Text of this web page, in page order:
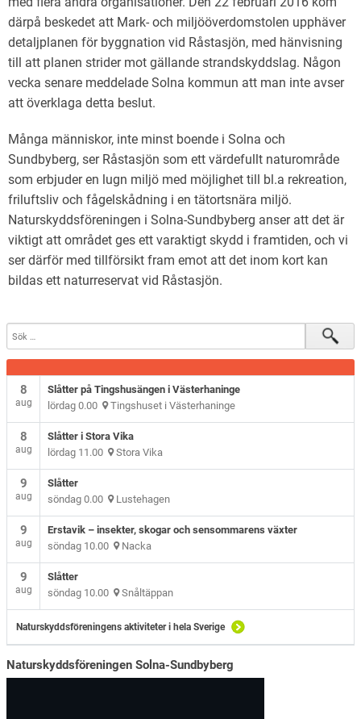
därpå beskedet att Mark- och miljööverdomstolen upphäver
detaljplanen för byggnation vid Råstasjön, med hänvisning
till att planen strider mot gällande strandskyddslag. Någon
vecka senare meddelade Solna kommun att man inte avser
att överklaga detta beslut.
Många människor, inte minst boende i Solna och
Sundbyberg, ser Råstasjön som ett värdefullt naturområde
som erbjuder en lugn miljö med möjlighet till bl.a rekreation,
friluftsliv och fågelskådning i en tätortsnära miljö.
Naturskyddsföreningen i Solna-Sundbyberg anser att det är
viktigt att området ges ett varaktigt skydd i framtiden, och vi
ser därför med tillförsikt fram emot att det inom kort kan
bildas ett naturreservat vid Råstasjön.
8
aug
Slåtter på Tingshusängen i Västerhaninge
lördag 0.00 Tingshuset i Västerhaninge
8
aug
Slåtter i Stora Vika
lördag 11.00 Stora Vika
9
aug
Slåtter
söndag 0.00 Lustehagen
9
aug
Erstavik – insekter, skogar och sensommarens växter
söndag 10.00 Nacka
9
aug
Slåtter
söndag 10.00 Snåltäppan
Naturskyddsföreningens aktiviteter i hela Sverige
Naturskyddsföreningen Solna-Sundbyberg